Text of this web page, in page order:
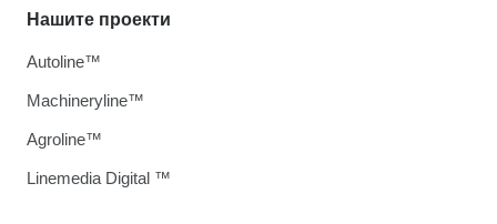
Нашите проекти
Autoline™
Machineryline™
Agroline™
Linemedia Digital ™